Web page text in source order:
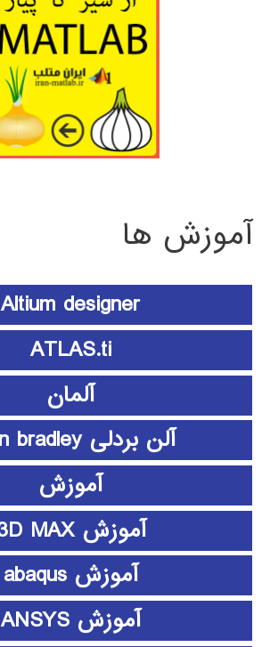
آموزش ها
Altium designer
ATLAS.ti
آلمان
آلن بردلی Allen bradley
آموزش
آموزش 3D MAX
آموزش abaqus
آموزش ANSYS